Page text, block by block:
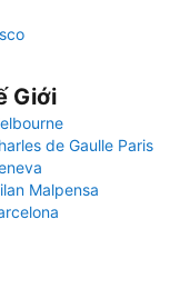
Giới
de Gaulle Paris
Malpensa